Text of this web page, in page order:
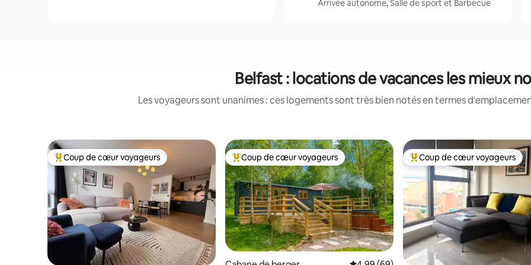
Arrivée autonome, Salle de sport et Barbecue
Belfast : locations de vacances les mieux
Les voyageurs sont unanimes : ces logements sont très bien notés en termes
Coups de cœur voyageurs les plus appréciés
Coup de cœur voyageurs Coups de cœur voyageurs les plus appréciés
Coup de cœur voyageurs Coups de cœur voyageurs les
Coup de cœur voyageurs